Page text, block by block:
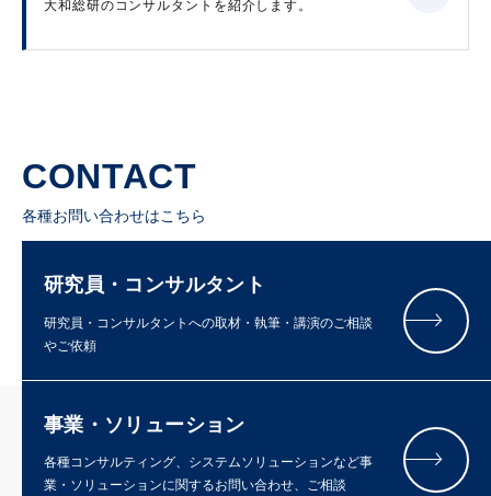
大和総研のコンサルタントを紹介します。
CONTACT
各種お問い合わせはこちら
研究員・コンサルタント
研究員・コンサルタントへの取材・執筆・講演のご相談
やご依頼
事業・ソリューション
各種コンサルティング、システムソリューションなど事
業・ソリューションに関するお問い合わせ、ご相談